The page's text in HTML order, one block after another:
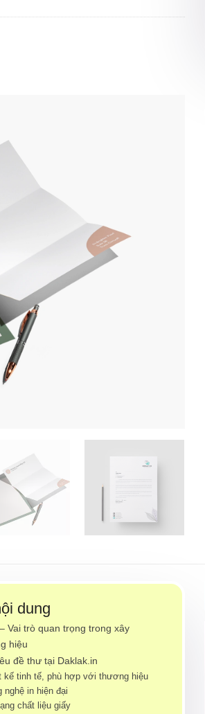
dung
Vai trò quan trọng trong xây
hiệu
đề thư tại Daklak.in
kế tinh tế, phù hợp với thương hiệu
nghệ in hiện đại
chất liệu giấy